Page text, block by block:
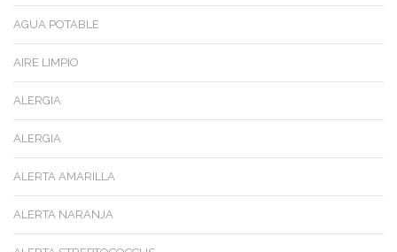
AGUA POTABLE
AIRE LIMPIO
ALERGIA
ALERGIA
ALERTA AMARILLA
ALERTA NARANJA